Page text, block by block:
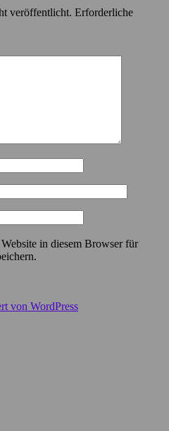
veröffentlicht. Erforderliche
in diesem Browser für
von WordPress